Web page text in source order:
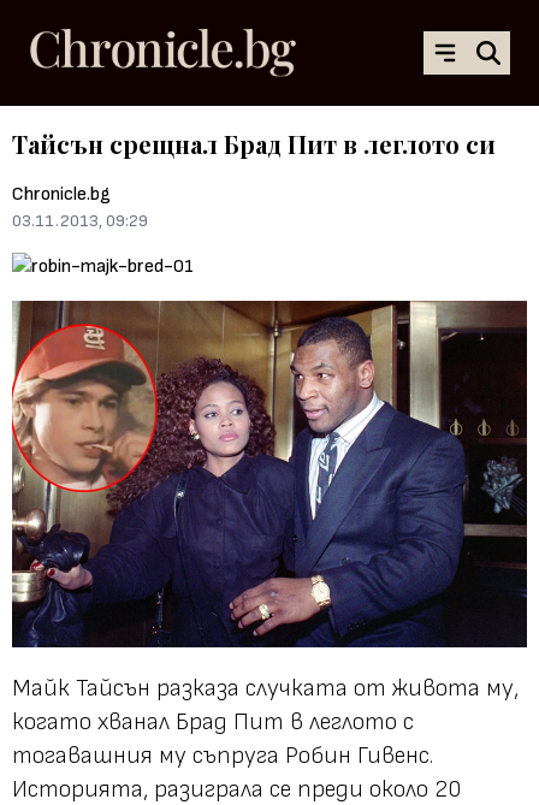
Тайсън срещнал Брад Пит в леглото си
Chronicle.bg
03.11.2013, 09:29
Майк Тайсън разказа случката от живота му,
когато хванал Брад Пит в леглото с
тогавашния му съпруга Робин Гивенс.
Историята, разиграла се преди около 20